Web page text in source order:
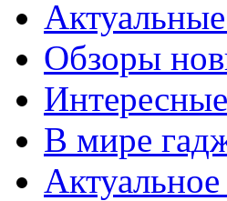
Обзоры
В мире